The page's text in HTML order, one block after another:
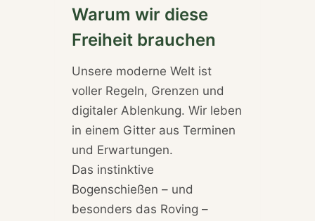
Warum wir diese
Freiheit brauchen
Unsere moderne Welt ist
voller Regeln, Grenzen und
digitaler Ablenkung. Wir leben
in einem Gitter aus Terminen
und Erwartungen.
Das instinktive
Bogenschießen – und
besonders das Roving –